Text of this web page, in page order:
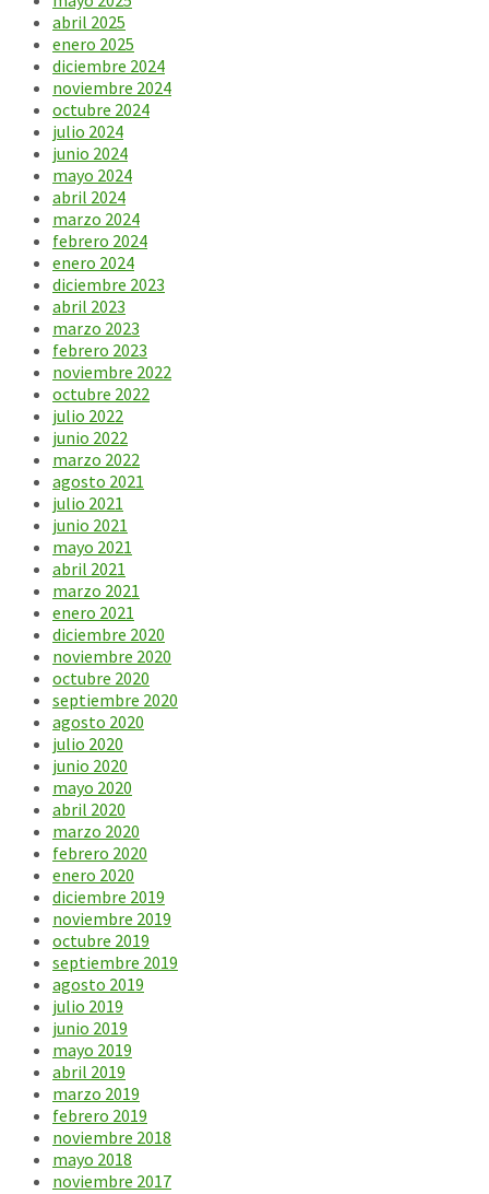
abril 2025
enero 2025
diciembre 2024
noviembre 2024
octubre 2024
julio 2024
junio 2024
mayo 2024
abril 2024
marzo 2024
febrero 2024
enero 2024
diciembre 2023
abril 2023
marzo 2023
febrero 2023
noviembre 2022
octubre 2022
julio 2022
junio 2022
marzo 2022
agosto 2021
julio 2021
junio 2021
mayo 2021
abril 2021
marzo 2021
enero 2021
diciembre 2020
noviembre 2020
octubre 2020
septiembre 2020
agosto 2020
julio 2020
junio 2020
mayo 2020
abril 2020
marzo 2020
febrero 2020
enero 2020
diciembre 2019
noviembre 2019
octubre 2019
septiembre 2019
agosto 2019
julio 2019
junio 2019
mayo 2019
abril 2019
marzo 2019
febrero 2019
noviembre 2018
mayo 2018
noviembre 2017